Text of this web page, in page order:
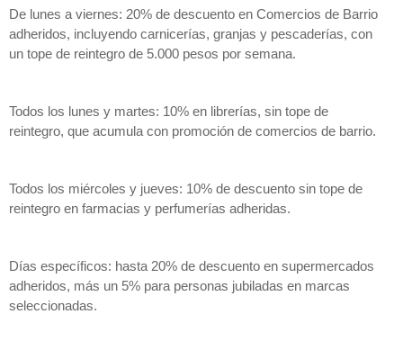
De lunes a viernes: 20% de descuento en Comercios de Barrio
adheridos, incluyendo carnicerías, granjas y pescaderías, con
un tope de reintegro de 5.000 pesos por semana.
Todos los lunes y martes: 10% en librerías, sin tope de
reintegro, que acumula con promoción de comercios de barrio.
Todos los miércoles y jueves: 10% de descuento sin tope de
reintegro en farmacias y perfumerías adheridas.
Días específicos: hasta 20% de descuento en supermercados
adheridos, más un 5% para personas jubiladas en marcas
seleccionadas.